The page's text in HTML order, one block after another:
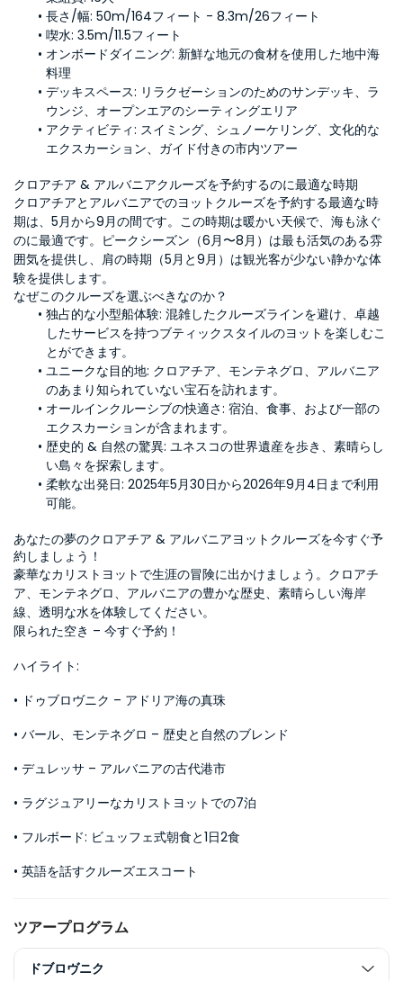
長さ/幅: 50m/164フィート - 8.3m/26フィート
喫水: 3.5m/11.5フィート
オンボードダイニング: 新鮮な地元の食材を使用した地中海
料理
デッキスペース: リラクゼーションのためのサンデッキ、ラ
ウンジ、オープンエアのシーティングエリア
アクティビティ: スイミング、シュノーケリング、文化的な
エクスカーション、ガイド付きの市内ツアー
クロアチア & アルバニアクルーズを予約するのに最適な時期
クロアチアとアルバニアでのヨットクルーズを予約する最適な時
期は、5月から9月の間です。この時期は暖かい天候で、海も泳ぐ
のに最適です。ピークシーズン（6月〜8月）は最も活気のある雰
囲気を提供し、肩の時期（5月と9月）は観光客が少ない静かな体
験を提供します。
なぜこのクルーズを選ぶべきなのか？
独占的な小型船体験: 混雑したクルーズラインを避け、卓越
したサービスを持つブティックスタイルのヨットを楽しむこ
とができます。
ユニークな目的地: クロアチア、モンテネグロ、アルバニア
のあまり知られていない宝石を訪れます。
オールインクルーシブの快適さ: 宿泊、食事、および一部の
エクスカーションが含まれます。
歴史的 & 自然の驚異: ユネスコの世界遺産を歩き、素晴らし
い島々を探索します。
柔軟な出発日: 2025年5月30日から2026年9月4日まで利用
可能。
あなたの夢のクロアチア & アルバニアヨットクルーズを今すぐ予
約しましょう！
豪華なカリストヨットで生涯の冒険に出かけましょう。クロアチ
ア、モンテネグロ、アルバニアの豊かな歴史、素晴らしい海岸
線、透明な水を体験してください。
限られた空き – 今すぐ予約！
ハイライト:
• ドゥブロヴニク – アドリア海の真珠
• バール、モンテネグロ – 歴史と自然のブレンド
• デュレッサ – アルバニアの古代港市
• ラグジュアリーなカリストヨットでの7泊
• フルボード: ビュッフェ式朝食と1日2食
• 英語を話すクルーズエスコート
ツアープログラム
ドブロヴニク